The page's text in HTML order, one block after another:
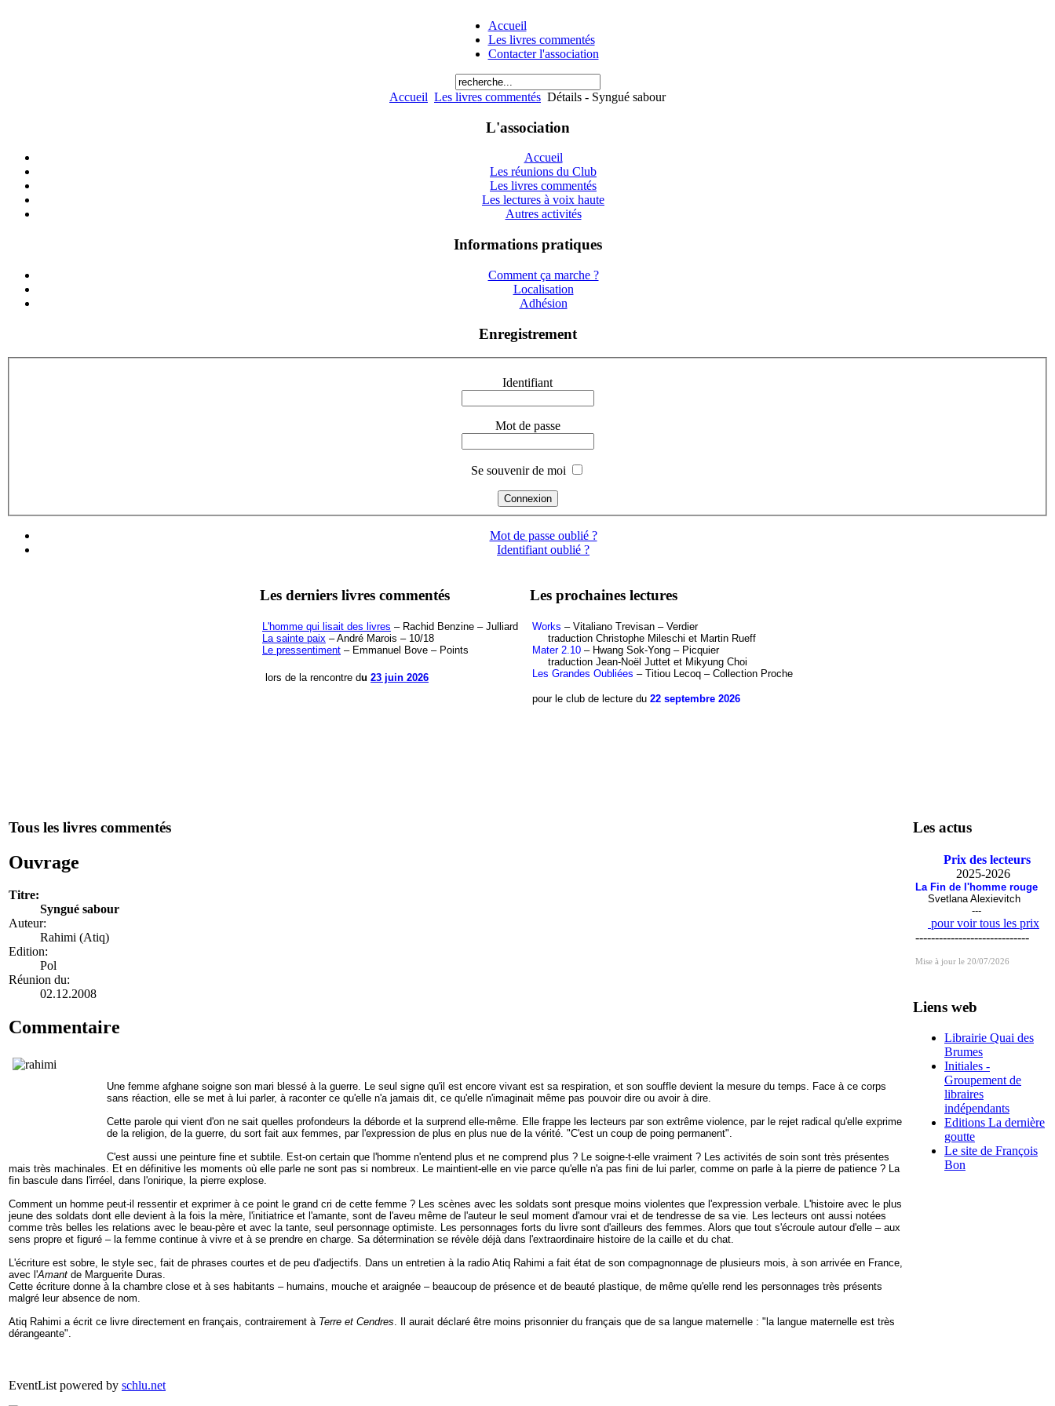
Accueil
Les livres commentés
Contacter l'association
Accueil Les livres commentés Détails - Syngué sabour
L'association
Accueil
Les réunions du Club
Les livres commentés
Les lectures à voix haute
Autres activités
Informations pratiques
Comment ça marche ?
Localisation
Adhésion
Enregistrement
Identifiant
Mot de passe
Se souvenir de moi
Mot de passe oublié ?
Identifiant oublié ?
Les derniers livres commentés
L'homme qui lisait des livres – Rachid Benzine – Julliard
La sainte paix – André Marois – 10/18
Le pressentiment – Emmanuel Bove – Points
lors de la rencontre du 23 juin 2026
Les prochaines lectures
Works – Vitaliano Trevisan – Verdier
traduction Christophe Mileschi et Martin Rueff
Mater 2.10 – Hwang Sok-Yong – Picquier
traduction Jean-Noël Juttet et Mikyung Choi
Les Grandes Oubliées – Titiou Lecoq – Collection Proche
pour le club de lecture du 22 septembre 2026
Tous les livres commentés
Ouvrage
Titre:
Syngué sabour
Auteur:
Rahimi (Atiq)
Edition:
Pol
Réunion du:
02.12.2008
Commentaire
Une femme afghane soigne son mari blessé à la guerre. Le seul signe qu'il est encore vivant est sa respiration, et son souffle devient la mesure du temps. Face à ce corps
sans réaction, elle se met à lui parler, à raconter ce qu'elle n'a jamais dit, ce qu'elle n'imaginait même pas pouvoir dire ou avoir à dire.
Cette parole qui vient d'on ne sait quelles profondeurs la déborde et la surprend elle-même. Elle frappe les lecteurs par son extrême violence, par le rejet radical qu'elle exprime
de la religion, de la guerre, du sort fait aux femmes, par l'expression de plus en plus nue de la vérité. "C'est un coup de poing permanent".
C'est aussi une peinture fine et subtile. Est-on certain que l'homme n'entend plus et ne comprend plus ? Le soigne-t-elle vraiment ? Les activités de soin sont très présentes
mais très machinales. Et en définitive les moments où elle parle ne sont pas si nombreux. Le maintient-elle en vie parce qu'elle n'a pas fini de lui parler, comme on parle à la pierre de patience ? La
fin bascule dans l'irréel, dans l'onirique, la pierre explose.
Comment un homme peut-il ressentir et exprimer à ce point le grand cri de cette femme ? Les scènes avec les soldats sont presque moins violentes que l'expression verbale. L'histoire avec le plus
jeune des soldats dont elle devient à la fois la mère, l'initiatrice et l'amante, sont de l'aveu même de l'auteur le seul moment d'amour vrai et de tendresse de sa vie. Les lecteurs ont aussi notées
comme très belles les relations avec le beau-père et avec la tante, seul personnage optimiste. Les personnages forts du livre sont d'ailleurs des femmes. Alors que tout s'écroule autour d'elle – aux
sens propre et figuré – la femme continue à vivre et à se prendre en charge. Sa détermination se révèle déjà dans l'extraordinaire histoire de la caille et du chat.
L'écriture est sobre, le style sec, fait de phrases courtes et de peu d'adjectifs. Dans un entretien à la radio Atiq Rahimi a fait état de son compagnonnage de plusieurs mois, à son arrivée en France,
avec l'Amant de Marguerite Duras.
Cette écriture donne à la chambre close et à ses habitants – humains, mouche et araignée – beaucoup de présence et de beauté plastique, de même qu'elle rend les personnages très présents
malgré leur absence de nom.
Atiq Rahimi a écrit ce livre directement en français, contrairement à Terre et Cendres. Il aurait déclaré être moins prisonnier du français que de sa langue maternelle : "la langue maternelle est très
dérangeante".
EventList powered by schlu.net
Les actus
Prix des lecteurs
2025-2026
La Fin de l'homme rouge
Svetlana Alexievitch
---
pour voir tous les prix
-----------------------------
Mise à jour le 20/07/2026
Liens web
Librairie Quai des
Brumes
Initiales -
Groupement de
libraires
indépendants
Editions La dernière
goutte
Le site de François
Bon